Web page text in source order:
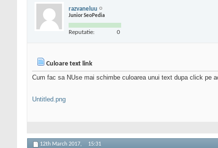
razvaneluu
Junior SeoPedia
Reputatie: 0
Culoare text link
Cum fac sa NUse mai schimbe culoarea unui text dupa click pe
Untitled.png
12th March 2017, 15:31